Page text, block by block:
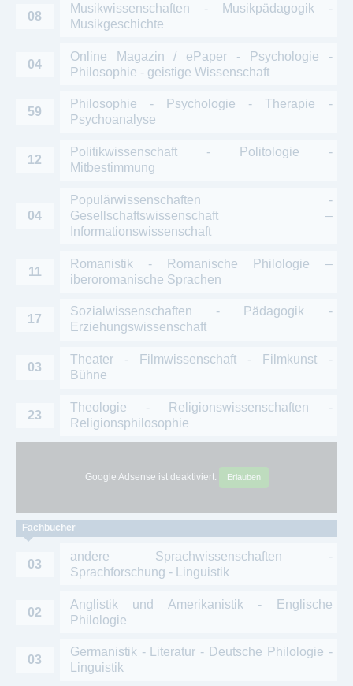
08
Musikwissenschaften - Musikpädagogik -
Musikgeschichte
04
Online Magazin / ePaper - Psychologie -
Philosophie - geistige Wissenschaft
59
Philosophie - Psychologie - Therapie -
Psychoanalyse
12
Politikwissenschaft - Politologie -
Mitbestimmung
04
Populärwissenschaften -
Gesellschaftswissenschaft –
Informationswissenschaft
11
Romanistik - Romanische Philologie –
iberoromanische Sprachen
17
Sozialwissenschaften - Pädagogik -
Erziehungswissenschaft
03
Theater - Filmwissenschaft - Filmkunst -
Bühne
23
Theologie - Religionswissenschaften -
Religionsphilosophie
Google Adsense ist deaktiviert. Erlauben
Fachbücher
03
andere Sprachwissenschaften -
Sprachforschung - Linguistik
02
Anglistik und Amerikanistik - Englische
Philologie
03
Germanistik - Literatur - Deutsche Philologie -
Linguistik